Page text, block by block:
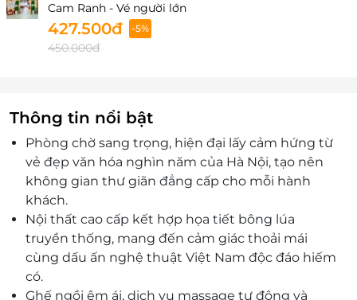
Cam Ranh - Vé người lớn
427.500đ -5%
450.000đ
Thông tin nổi bật
Phòng chờ sang trọng, hiện đại lấy cảm hứng từ
vẻ đẹp văn hóa nghìn năm của Hà Nội, tạo nên
không gian thư giãn đẳng cấp cho mỗi hành
khách.
Nội thất cao cấp kết hợp họa tiết bông lúa
truyền thống, mang đến cảm giác thoải mái
cùng dấu ấn nghệ thuật Việt Nam độc đáo hiếm
có.
Ghế ngồi êm ái, dịch vụ massage tự động và